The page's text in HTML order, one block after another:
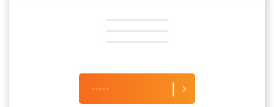
-----